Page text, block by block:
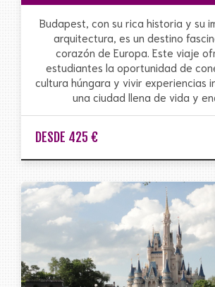
Budapest, con su rica historia y su
arquitectura, es un destino
corazón de Europa. Este viaje
estudiantes la oportunidad de
cultura húngara y vivir experiencias
una ciudad llena de vida y
DESDE 425 €